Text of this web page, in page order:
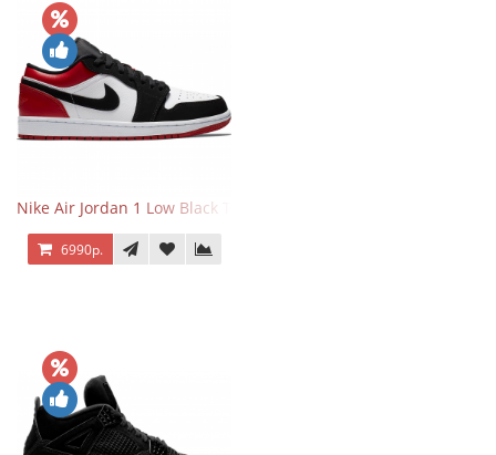
Nike Air Jordan 1 Low Black Toe
6990р.